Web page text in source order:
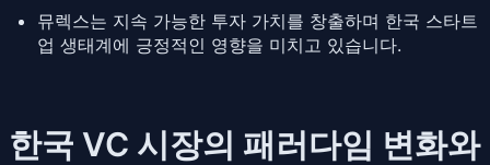
뮤렉스는 지속 가능한 투자 가치를 창출하며 한국 스타트
업 생태계에 긍정적인 영향을 미치고 있습니다.
한국 VC 시장의 패러다임 변화와